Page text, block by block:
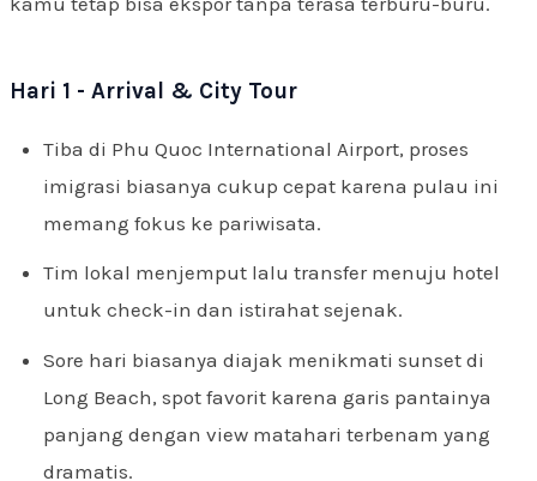
Hari 1 - Arrival & City Tour
Tiba di Phu Quoc International Airport, proses
imigrasi biasanya cukup cepat karena pulau ini
memang fokus ke pariwisata.
Tim lokal menjemput lalu transfer menuju hotel
untuk check-in dan istirahat sejenak.
Sore hari biasanya diajak menikmati sunset di
Long Beach, spot favorit karena garis pantainya
panjang dengan view matahari terbenam yang
dramatis.